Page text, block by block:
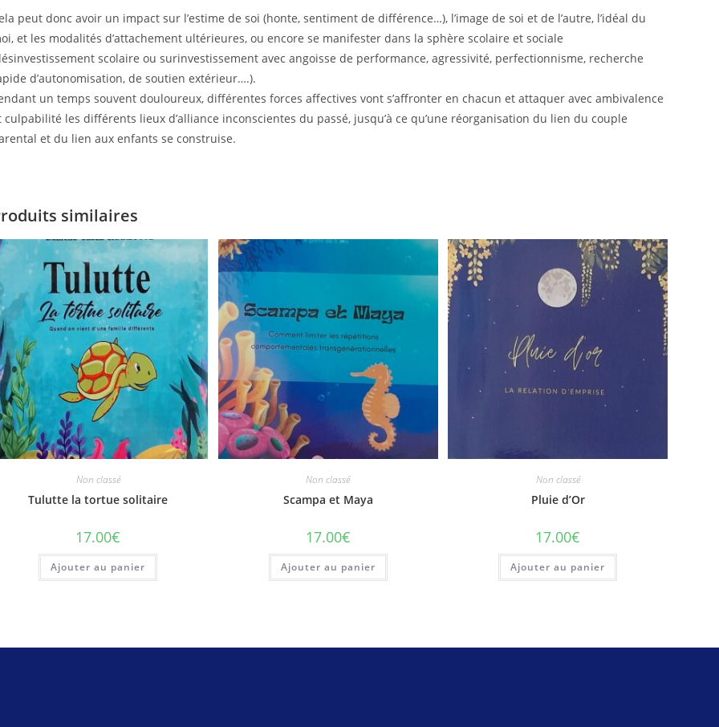
peut donc avoir un impact sur l’estime de soi (honte, sentiment de différence…), l’image de soi et de l’autre, l’idéal du
et les modalités d’attachement ultérieures, ou encore se manifester dans la sphère scolaire et sociale
scolaire ou surinvestissement avec angoisse de performance, agressivité, perfectionnisme, recherche
d’autonomisation, de soutien extérieur….).
un temps souvent douloureux, différentes forces affectives vont s’affronter en chacun et attaquer avec ambivalence
culpabilité les différents lieux d’alliance inconscientes du passé, jusqu’à ce qu’une réorganisation du lien du couple
et du lien aux enfants se construise.
similaires
Non classé
Tulutte la tortue solitaire
17.00€
Ajouter au panier
Non classé
Scampa et Maya
17.00€
Ajouter au panier
Non classé
Pluie d’Or
17.00€
Ajouter au panier